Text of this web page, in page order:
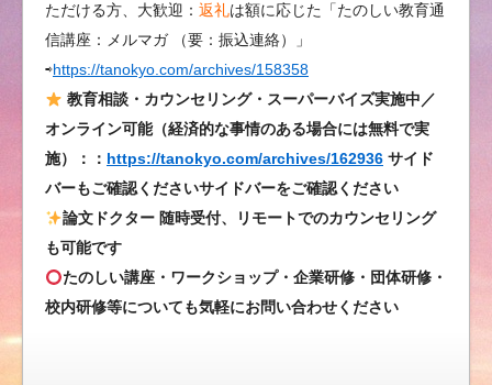
ウ
ト
ド
ア
は
ただける方、大歓迎： 返礼は額に応じた「たのしい教育通
信講座：メルマガ （要：振込連絡）」
⇨https://tanokyo.com/archives/158358
教育相談・カウンセリング・スーパーバイズ実施中／
オンライン可能（経済的な事情のある場合には無料で実
施）：： https://tanokyo.com/archives/162936 サイド
バーもご確認くださいサイドバーをご確認ください
論文ドクター 随時受付、リモートでのカウンセリング
も可能です
たのしい講座・ワークショップ・企業研修・団体研修・
校内研修等についても気軽にお問い合わせください